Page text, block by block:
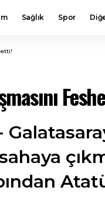
Sağlık Spor